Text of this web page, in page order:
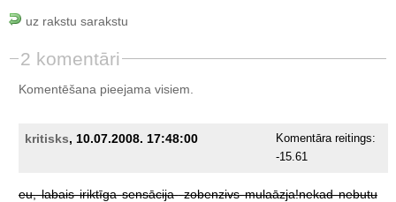
uz rakstu sarakstu
2 komentāri
Komentēšana pieejama visiem.
kritisks, 10.07.2008. 17:48:00
Komentāra reitings:
-15.61
eu, labais iriktīga sensācija- zobenzivs mulaāzja!nekad nebutu